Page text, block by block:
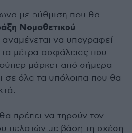
με ρύθμιση που θα
Νομοθετικού
αναμένεται να υπογραφεί
μέτρα ασφάλειας που
μάρκετ από σήμερα
σε όλα τα υπόλοιπα που θα
πρέπει να τηρούν τον
πελατών με βάση τη σχέση